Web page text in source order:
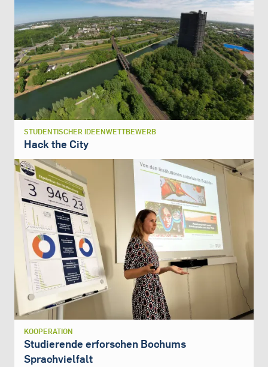
STUDENTISCHER IDEENWETTBEWERB
Hack the City
KOOPERATION
Studierende erforschen Bochums
Sprachvielfalt